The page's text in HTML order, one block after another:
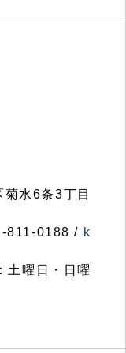
水6条3丁目
811-0188 / k
土曜日・日曜